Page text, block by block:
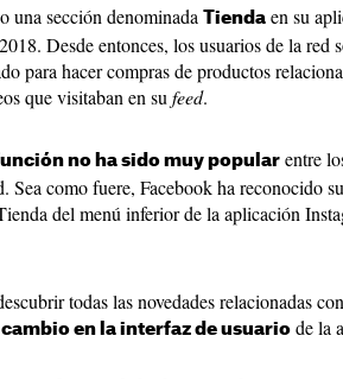
una sección denominada Tienda en su
Desde entonces, los usuarios de la red
para hacer compras de productos
que visitaban en su feed.
no ha sido muy popular entre
Sea como fuere, Facebook ha reconocido
del menú inferior de la aplicación
todas las novedades relacionadas
cambio en la interfaz de usuario de la